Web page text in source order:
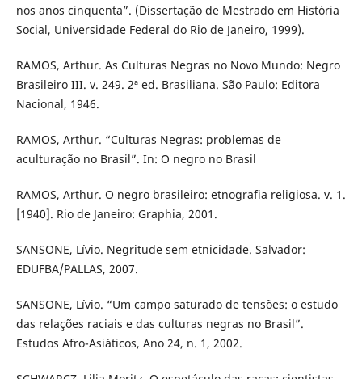
nos anos cinquenta”. (Dissertação de Mestrado em História
Social, Universidade Federal do Rio de Janeiro, 1999).
RAMOS, Arthur. As Culturas Negras no Novo Mundo: Negro
Brasileiro III. v. 249. 2ª ed. Brasiliana. São Paulo: Editora
Nacional, 1946.
RAMOS, Arthur. “Culturas Negras: problemas de
aculturação no Brasil”. In: O negro no Brasil
RAMOS, Arthur. O negro brasileiro: etnografia religiosa. v. 1.
[1940]. Rio de Janeiro: Graphia, 2001.
SANSONE, Lívio. Negritude sem etnicidade. Salvador:
EDUFBA/PALLAS, 2007.
SANSONE, Lívio. “Um campo saturado de tensões: o estudo
das relações raciais e das culturas negras no Brasil”.
Estudos Afro-Asiáticos, Ano 24, n. 1, 2002.